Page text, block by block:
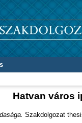
Hatvan város
Szakdolgozat